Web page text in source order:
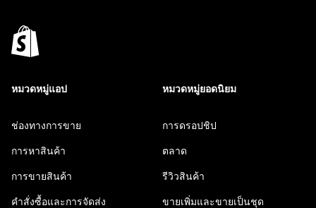
หมวดหมู่แอป
ช่องทางการขาย
การหาสินค้า
การขายสินค้า
คำสั่งซื้อและการจัดส่ง
หมวดหมู่ยอดนิยม
การดรอปชิป
ตลาด
รีวิวสินค้า
ขายเพิ่มและขายเป็นชุด